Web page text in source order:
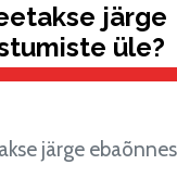
järge
üle?
järge